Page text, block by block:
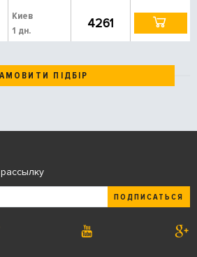
Киев
1 дн.
4261
ПІДБІР
ПОДПИСАТЬСЯ